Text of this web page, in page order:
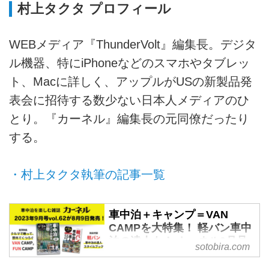
村上タクタ プロフィール
WEBメディア『ThunderVolt』編集長。デジタ
ル機器、特にiPhoneなどのスマホやタブレッ
ト、Macに詳しく、アップルがUSの新製品発
表会に招待する数少ない日本人メディアのひ
とり。『カーネル』編集長の元同僚だったり
する。
・村上タクタ執筆の記事一覧
車中泊＋キャンプ＝VAN
CAMPを大特集！ 軽バン車中
泊の達人も！ カーネル9月号
vol.62が8月9日発売！ -
sotobira.com